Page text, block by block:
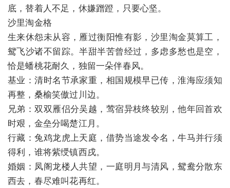
底，替着人不足，休嫌蹭蹬，只要心坚。
沙里淘金格
生来休怨未从容，雁过衡阳惟有影，沙里淘金莫算工，
鸳飞沙诸不留踪。半甜半苦曾经过，多虑多愁也是空，
恰是蟠桃花耐久，独留一朵伴春风。
基业：清时名节承家重，相国规模早已传，淮海应须知
再整，桑榆笑傲过川边。
兄弟：双双雁侣分吴越，莺宿异枝终较别，他年回首欢
时艰，金垒分喝楚江月。
行藏：兔鸡龙虎上天庭，借势当途发令名，牛马并行须
得利，谁将紫绶镇西戌。
婚姻：凤阁龙楼人共望，一庭明月与清风，鸳鸯分散东
西去，春尽难叫花再红。